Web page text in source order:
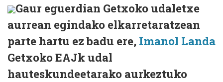
Gaur eguerdian Getxoko udaletxe
aurrean egindako elkarretaratzean
parte hartu ez badu ere, Imanol Landa
Getxoko EAJk udal
hauteskundeetarako aurkeztuko